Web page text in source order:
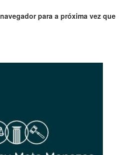
para a próxima vez que